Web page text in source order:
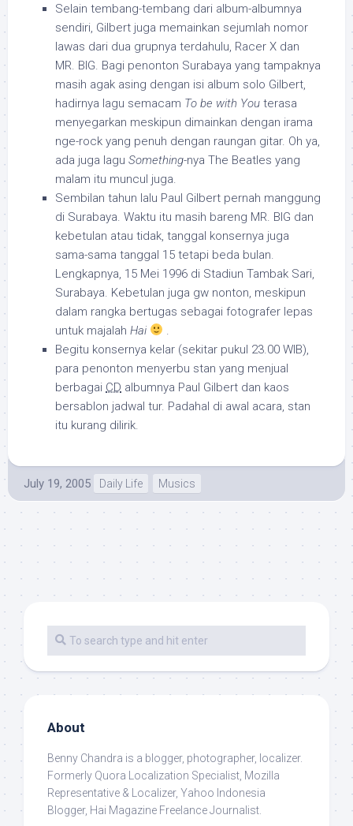
Selain tembang-tembang dari album-albumnya
sendiri, Gilbert juga memainkan sejumlah nomor
lawas dari dua grupnya terdahulu, Racer X dan
MR. BIG. Bagi penonton Surabaya yang tampaknya
masih agak asing dengan isi album solo Gilbert,
hadirnya lagu semacam To be with You terasa
menyegarkan meskipun dimainkan dengan irama
nge-rock yang penuh dengan raungan gitar. Oh ya,
ada juga lagu Something-nya The Beatles yang
malam itu muncul juga.
Sembilan tahun lalu Paul Gilbert pernah manggung
di Surabaya. Waktu itu masih bareng MR. BIG dan
kebetulan atau tidak, tanggal konsernya juga
sama-sama tanggal 15 tetapi beda bulan.
Lengkapnya, 15 Mei 1996 di Stadiun Tambak Sari,
Surabaya. Kebetulan juga gw nonton, meskipun
dalam rangka bertugas sebagai fotografer lepas
untuk majalah Hai
.
Begitu konsernya kelar (sekitar pukul 23.00 WIB),
para penonton menyerbu stan yang menjual
berbagai CD albumnya Paul Gilbert dan kaos
bersablon jadwal tur. Padahal di awal acara, stan
itu kurang dilirik.
July 19, 2005 Daily Life Musics
About
Benny Chandra is a blogger, photographer, localizer.
Formerly Quora Localization Specialist, Mozilla
Representative & Localizer, Yahoo Indonesia
Blogger, Hai Magazine Freelance Journalist.